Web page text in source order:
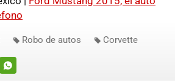
Robo de autos Corvette